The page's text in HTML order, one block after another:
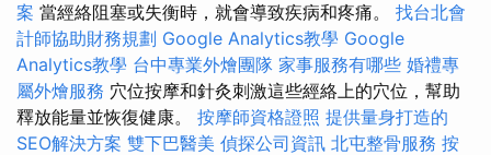
案 當經絡阻塞或失衡時，就會導致疾病和疼痛。 找台北會
計師協助財務規劃 Google Analytics教學 Google
Analytics教學 台中專業外燴團隊 家事服務有哪些 婚禮專
屬外燴服務 穴位按摩和針灸刺激這些經絡上的穴位，幫助
釋放能量並恢復健康。 按摩師資格證照 提供量身打造的
SEO解決方案 雙下巴醫美 偵探公司資訊 北屯整骨服務 按